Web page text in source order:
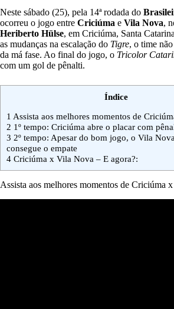
Neste sábado (25), pela 14ª rodada do
ocorreu o jogo entre Criciúma e Vila Nova,
Heriberto Hülse, em Criciúma, Santa
as mudanças na escalação do Tigre, o time
da má fase. Ao final do jogo, o Tricolor
com um gol de pênalti.
Índice
1 Assista aos melhores momentos de
2 1º tempo: Criciúma abre o placar com
3 2º tempo: Apesar do bom jogo, o Vila
consegue o empate
4 Criciúma x Vila Nova – E agora?:
Assista aos melhores momentos de Criciúma